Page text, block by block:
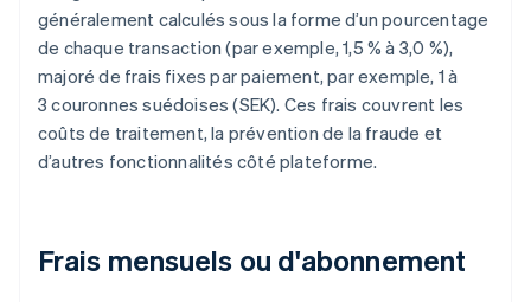
généralement calculés sous la forme d’un pourcentage
de chaque transaction (par exemple, 1,5 % à 3,0 %),
majoré de frais fixes par paiement, par exemple, 1 à
3 couronnes suédoises (SEK). Ces frais couvrent les
coûts de traitement, la prévention de la fraude et
d’autres fonctionnalités côté plateforme.
Frais mensuels ou d'abonnement